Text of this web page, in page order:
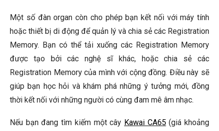
Một số đàn organ còn cho phép bạn kết nối với máy tính
hoặc thiết bị di động để quản lý và chia sẻ các Registration
Memory. Bạn có thể tải xuống các Registration Memory
được tạo bởi các nghệ sĩ khác, hoặc chia sẻ các
Registration Memory của mình với cộng đồng. Điều này sẽ
giúp bạn học hỏi và khám phá những ý tưởng mới, đồng
thời kết nối với những người có cùng đam mê âm nhạc.
Nếu bạn đang tìm kiếm một cây Kawai CA65 (giá khoảng